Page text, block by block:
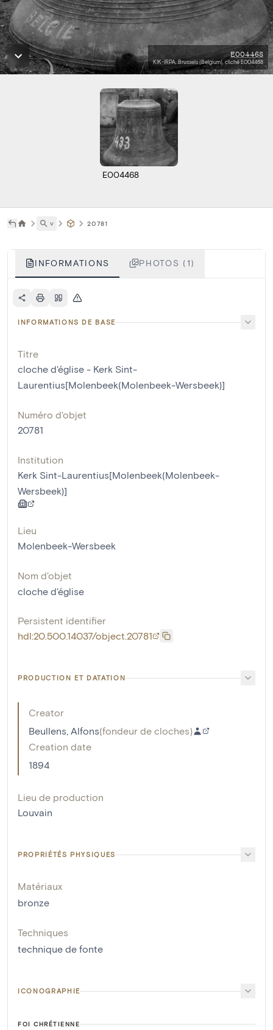
E004468
KIK-IRPA, Brussels (Belgium), cliché E004468
E004468
˅ 20781
INFORMATIONS PHOTOS (1)
INFORMATIONS DE BASE
Titre
cloche d'église - Kerk Sint-
Laurentius[Molenbeek(Molenbeek-Wersbeek)]
Numéro d'objet
20781
Institution
Kerk Sint-Laurentius[Molenbeek(Molenbeek-
Wersbeek)]
Lieu
Molenbeek-Wersbeek
Nom d'objet
cloche d'église
Persistent identifier
hdl:20.500.14037/object.20781
PRODUCTION ET DATATION
Creator
Beullens, Alfons(fondeur de cloches)
Creation date
1894
Lieu de production
Louvain
PROPRIÉTÉS PHYSIQUES
Matériaux
bronze
Techniques
technique de fonte
ICONOGRAPHIE
FOI CHRÉTIENNE